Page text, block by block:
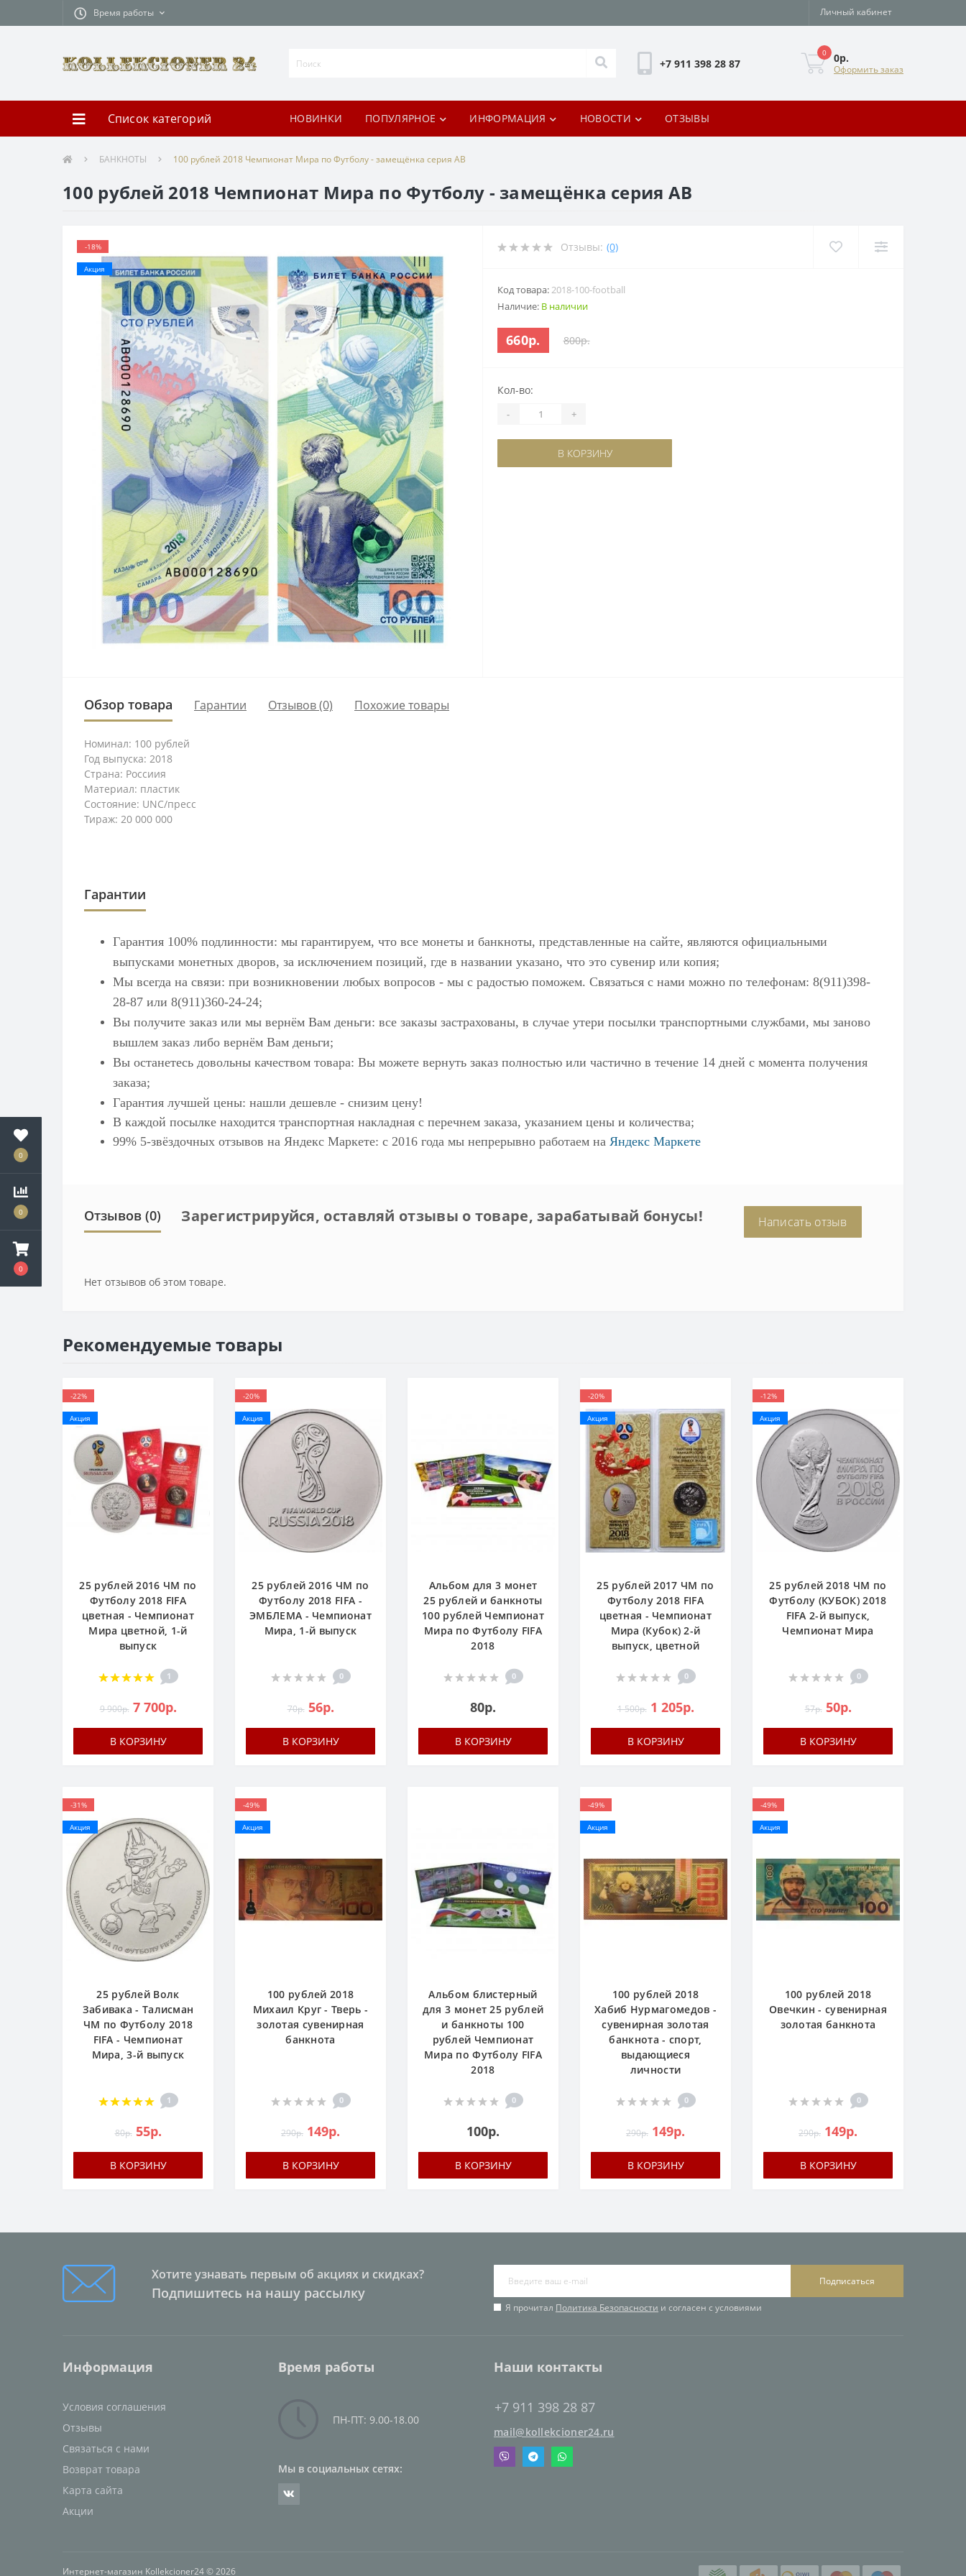
0
0
0
Время работы Личный кабинет
+7 911 398 28 87
0 0р.
Оформить заказ
Список категорий НОВИНКИ ПОПУЛЯРНОЕ ИНФОРМАЦИЯ НОВОСТИ ОТЗЫВЫ
БАНКНОТЫ 100 рублей 2018 Чемпионат Мира по Футболу - замещёнка серия АВ
100 рублей 2018 Чемпионат Мира по Футболу - замещёнка серия АВ
-18%
Акция
Отзывы: (0)
Код товара:2018-100-football
Наличие: В наличии
660р. 800р.
Кол-во:
- +
В КОРЗИНУ
Обзор товара Гарантии Отзывов (0) Похожие товары
Номинал: 100 рублей
Год выпуска: 2018
Страна: Россиия
Материал: пластик
Состояние: UNC/пресс
Тираж: 20 000 000
Гарантии
Гарантия 100% подлинности: мы гарантируем, что все монеты и банкноты, представленные на сайте, являются официальными
выпусками монетных дворов, за исключением позиций, где в названии указано, что это сувенир или копия;
Мы всегда на связи: при возникновении любых вопросов - мы с радостью поможем. Связаться с нами можно по телефонам: 8(911)398-
28-87 или 8(911)360-24-24;
Вы получите заказ или мы вернём Вам деньги: все заказы застрахованы, в случае утери посылки транспортными службами, мы заново
вышлем заказ либо вернём Вам деньги;
Вы останетесь довольны качеством товара: Вы можете вернуть заказ полностью или частично в течение 14 дней с момента получения
заказа;
Гарантия лучшей цены: нашли дешевле - снизим цену!
В каждой посылке находится транспортная накладная с перечнем заказа, указанием цены и количества;
99% 5-звёздочных отзывов на Яндекс Маркете: с 2016 года мы непрерывно работаем на Яндекс Маркете
Отзывов (0) Зарегистрируйся, оставляй отзывы о товаре, зарабатывай бонусы! Написать отзыв
Нет отзывов об этом товаре.
Рекомендуемые товары
-22%
Акция
25 рублей 2016 ЧМ по
Футболу 2018 FIFA
цветная - Чемпионат
Мира цветной, 1-й
выпуск
1
9 900р. 7 700р.
В КОРЗИНУ
-20%
Акция
25 рублей 2016 ЧМ по
Футболу 2018 FIFA -
ЭМБЛЕМА - Чемпионат
Мира, 1-й выпуск
0
70р. 56р.
В КОРЗИНУ
Альбом для 3 монет
25 рублей и банкноты
100 рублей Чемпионат
Мира по Футболу FIFA
2018
0
80р.
В КОРЗИНУ
-20%
Акция
25 рублей 2017 ЧМ по
Футболу 2018 FIFA
цветная - Чемпионат
Мира (Кубок) 2-й
выпуск, цветной
0
1 500р. 1 205р.
В КОРЗИНУ
-12%
Акция
25 рублей 2018 ЧМ по
Футболу (КУБОК) 2018
FIFA 2-й выпуск,
Чемпионат Мира
0
57р. 50р.
В КОРЗИНУ
-31%
Акция
25 рублей Волк
Забивака - Талисман
ЧМ по Футболу 2018
FIFA - Чемпионат
Мира, 3-й выпуск
1
80р. 55р.
В КОРЗИНУ
-49%
Акция
100 рублей 2018
Михаил Круг - Тверь -
золотая сувенирная
банкнота
0
290р. 149р.
В КОРЗИНУ
Альбом блистерный
для 3 монет 25 рублей
и банкноты 100
рублей Чемпионат
Мира по Футболу FIFA
2018
0
100р.
В КОРЗИНУ
-49%
Акция
100 рублей 2018
Хабиб Нурмагомедов -
сувенирная золотая
банкнота - спорт,
выдающиеся
личности
0
290р. 149р.
В КОРЗИНУ
-49%
Акция
100 рублей 2018
Овечкин - сувенирная
золотая банкнота
0
290р. 149р.
В КОРЗИНУ
Хотите узнавать первым об акциях и скидках?
Подпишитесь на нашу рассылку
Подписаться
Я прочитал Политика Безопасности и согласен с условиями
Информация
Условия соглашения
Отзывы
Связаться с нами
Возврат товара
Карта сайта
Акции
Время работы
ПН-ПТ: 9.00-18.00
Мы в социальных сетях:
Наши контакты
+7 911 398 28 87
mail@kollekcioner24.ru
Интернет-магазин Kollekcioner24 © 2026